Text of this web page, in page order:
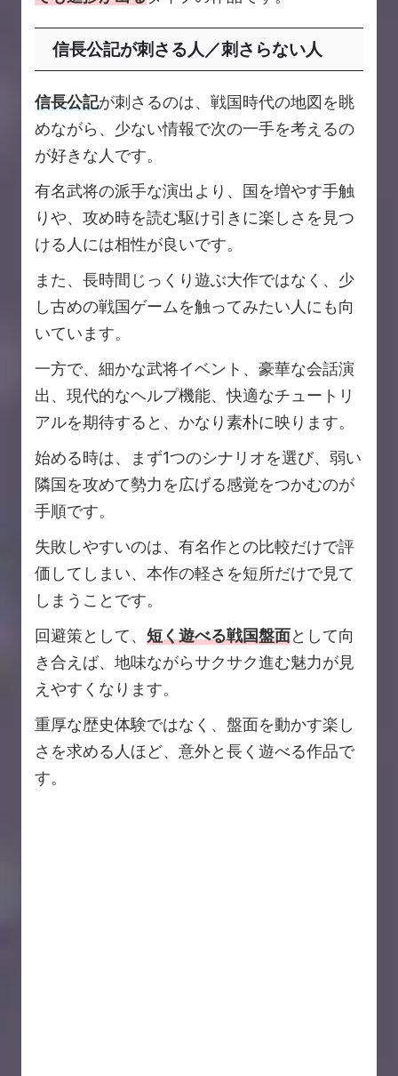
信長公記が刺さる人／刺さらない人
信長公記が刺さるのは、戦国時代の地図を眺
めながら、少ない情報で次の一手を考えるの
が好きな人です。
有名武将の派手な演出より、国を増やす手触
りや、攻め時を読む駆け引きに楽しさを見つ
ける人には相性が良いです。
また、長時間じっくり遊ぶ大作ではなく、少
し古めの戦国ゲームを触ってみたい人にも向
いています。
一方で、細かな武将イベント、豪華な会話演
出、現代的なヘルプ機能、快適なチュートリ
アルを期待すると、かなり素朴に映ります。
始める時は、まず1つのシナリオを選び、弱い
隣国を攻めて勢力を広げる感覚をつかむのが
手順です。
失敗しやすいのは、有名作との比較だけで評
価してしまい、本作の軽さを短所だけで見て
しまうことです。
回避策として、 短く遊べる戦国盤面として向
き合えば、地味ながらサクサク進む魅力が見
えやすくなります。
重厚な歴史体験ではなく、盤面を動かす楽し
さを求める人ほど、意外と長く遊べる作品で
す。